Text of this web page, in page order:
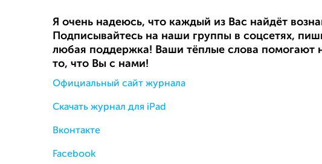
Я очень надеюсь, что каждый из Вас найдёт
Подписывайтесь на наши группы в соцсетях,
любая поддержка! Ваши тёплые слова помогают
то, что Вы с нами!
Официальный сайт журнала
Скачать журнал для iPad
Вконтакте
Facebook